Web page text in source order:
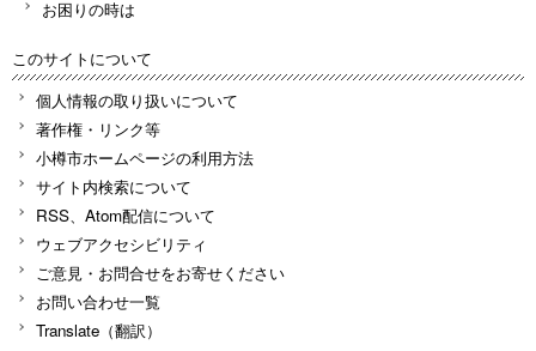
お困りの時は
このサイトについて
個人情報の取り扱いについて
著作権・リンク等
小樽市ホームページの利用方法
サイト内検索について
RSS、Atom配信について
ウェブアクセシビリティ
ご意見・お問合せをお寄せください
お問い合わせ一覧
Translate（翻訳）